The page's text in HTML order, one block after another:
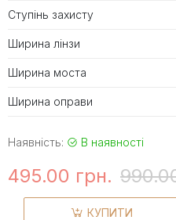
Ступінь захисту
Ширина лінзи
Ширина моста
Ширина оправи
Наявність: В наявності
495.00 грн.
КУПИТИ